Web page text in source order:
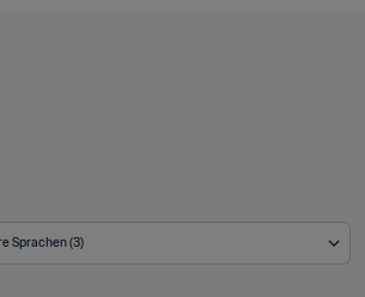
Sprachen (3)